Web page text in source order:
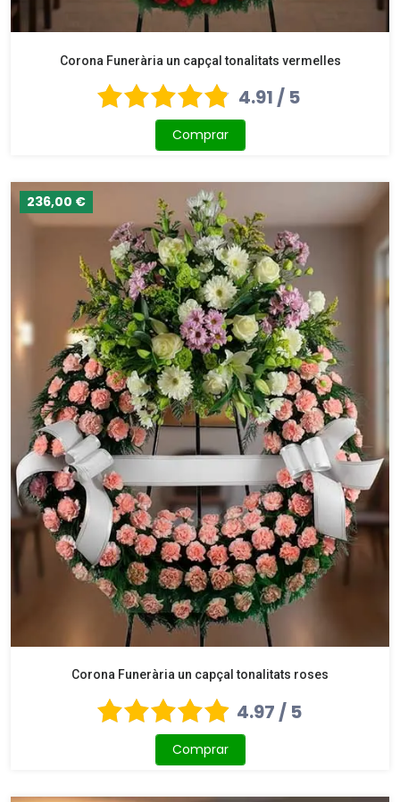
Corona Funerària un capçal tonalitats vermelles
4.91 / 5
Comprar
236,00 €
Corona Funerària un capçal tonalitats roses
4.97 / 5
Comprar